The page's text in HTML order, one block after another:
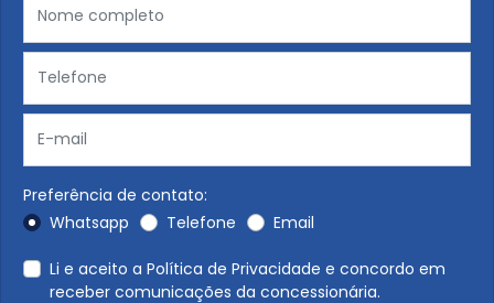
Preferência de contato:
Whatsapp
Telefone Email
Li e aceito a Política de Privacidade e concordo em
receber comunicações da concessionária.